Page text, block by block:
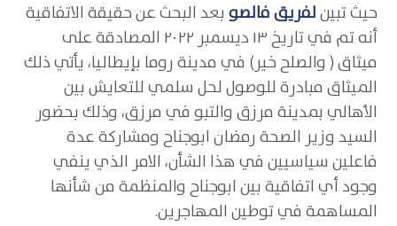
حيث تبينلفريق فالصو بعد البحث عن حقيقة الاتفاقية
أنه تم في تاريخ ١٣ ديسمبر ٢٠٢٢ المصادقة على
ميثاق ( والصلح خير) في مدينة روما بإيطاليا، يأتي ذلك
الميثاق مبادرة للوصول لحل سلمي للتعايش بين
الأهالي بمدينة مرزق والتبو في مرزق، وذلك بحضور
السيد وزير الصحة رمضان ابوجناح ومشاركة عدة
فاعلين سياسيين في هذا الشأن، الامر الذي ينفي
وجود أي اتفاقية بين ابوجناح والمنظمة من شأنها
المساهمة في توطين المهاجرين.